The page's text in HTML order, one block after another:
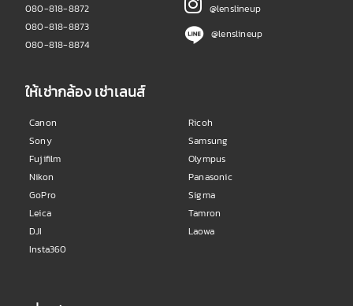
080-818-8872
080-818-8873
080-818-8874
@lenslineup
@lenslineup
ให้เช่ากล้อง เช่าเลนส์
Canon
Sony
Fujifilm
Nikon
GoPro
Leica
DJI
Insta360
Ricoh
Samsung
Olympus
Panasonic
Sigma
Tamron
Laowa